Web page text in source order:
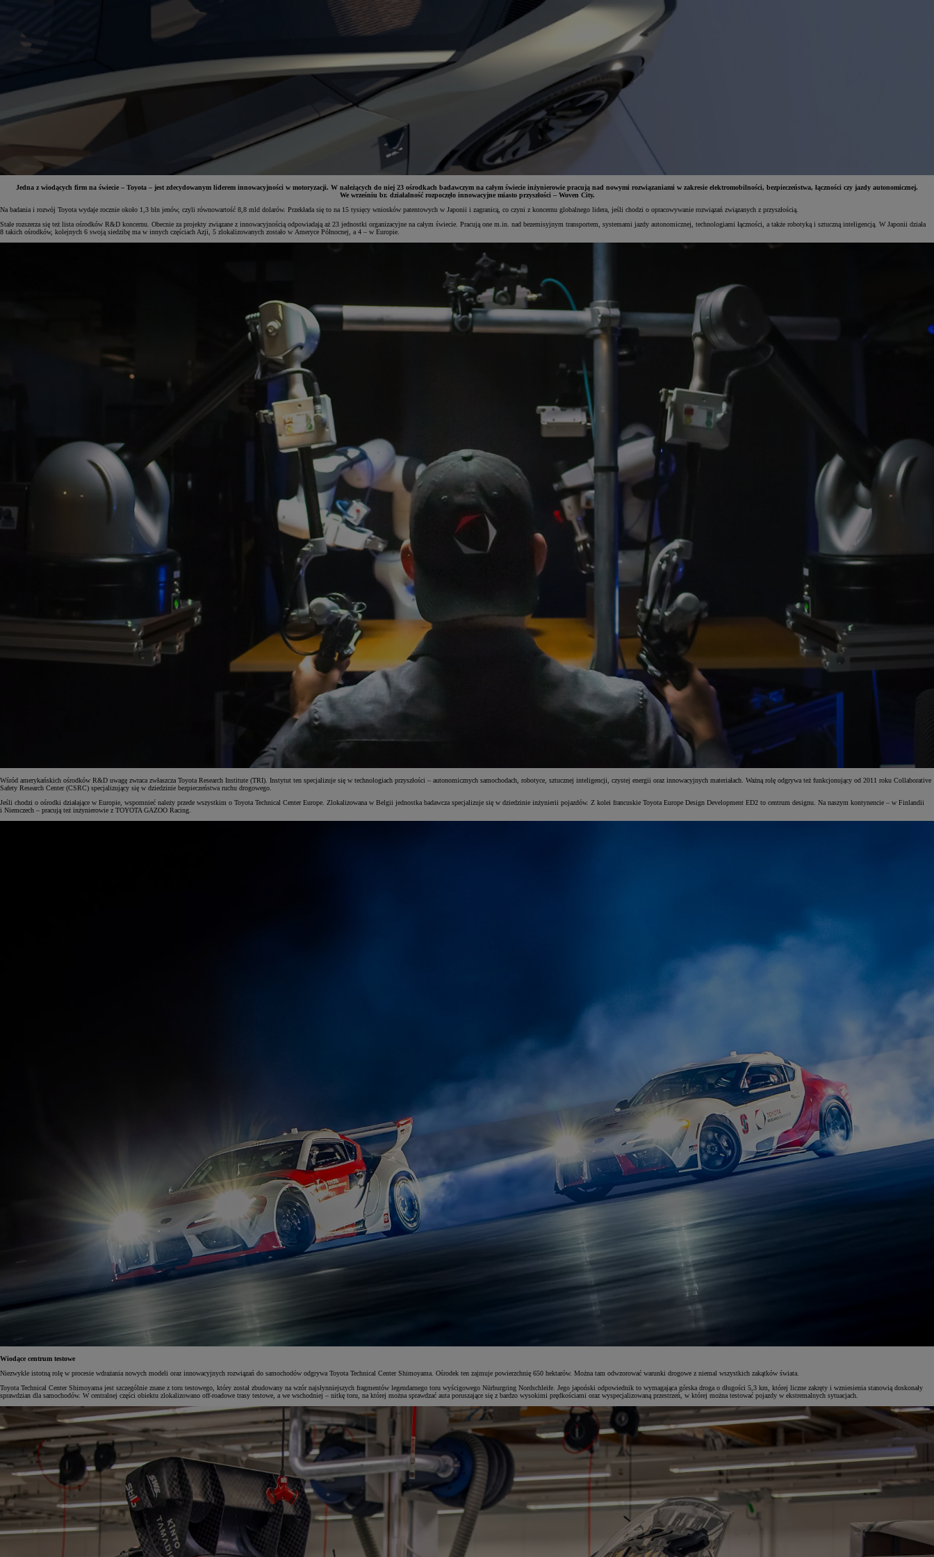
Yaris Cross
HYBRID
Od105 300 zł
Jedna z wiodących firm na świecie – Toyota – jest zdecydowanym liderem innowacyjności w motoryzacji. W należących do niej 23 ośrodkach badawczym na całym świecie inżynierowie pracują nad nowymi rozwiązaniami w zakresie elektromobilności, bezpieczeństwa, łączności czy jazdy autonomicznej.
We wrześniu br. działalność rozpoczęło innowacyjne miasto przyszłości – Woven City.
Na badania i rozwój Toyota wydaje rocznie około 1,3 bln jenów, czyli równowartość 8,8 mld dolarów. Przekłada się to na 15 tysięcy wniosków patentowych w Japonii i zagranicą, co czyni z koncernu globalnego lidera, jeśli chodzi o opracowywanie rozwiązań związanych z przyszłością.
Stale rozszerza się też lista ośrodków R&D koncernu. Obecnie za projekty związane z innowacyjnością odpowiadają aż 23 jednostki organizacyjne na całym świecie. Pracują one m.in. nad bezemisyjnym transportem, systemami jazdy autonomicznej, technologiami łączności, a także robotyką i sztuczną inteligencją. W Japonii działa
8 takich ośrodków, kolejnych 6 swoją siedzibę ma w innych częściach Azji, 5 zlokalizowanych zostało w Ameryce Północnej, a 4 – w Europie.
Wśród amerykańskich ośrodków R&D uwagę zwraca zwłaszcza Toyota Research Institute (TRI). Instytut ten specjalizuje się w technologiach przyszłości – autonomicznych samochodach, robotyce, sztucznej inteligencji, czystej energii oraz innowacyjnych materiałach. Ważną rolę odgrywa też funkcjonujący od 2011 roku Collaborative
Safety Research Center (CSRC) specjalizujący się w dziedzinie bezpieczeństwa ruchu drogowego.
Jeśli chodzi o ośrodki działające w Europie, wspomnieć należy przede wszystkim o Toyota Technical Center Europe. Zlokalizowana w Belgii jednostka badawcza specjalizuje się w dziedzinie inżynierii pojazdów. Z kolei francuskie Toyota Europe Design Development ED2 to centrum designu. Na naszym kontynencie – w Finlandii
i Niemczech – pracują też inżynierowie z TOYOTA GAZOO Racing.
Wiodące centrum testowe
Niezwykle istotną rolę w procesie wdrażania nowych modeli oraz innowacyjnych rozwiązań do samochodów odgrywa Toyota Technical Center Shimoyama. Ośrodek ten zajmuje powierzchnię 650 hektarów. Można tam odwzorować warunki drogowe z niemal wszystkich zakątków świata.
Toyota Technical Center Shimoyama jest szczególnie znane z toru testowego, który został zbudowany na wzór najsłynniejszych fragmentów legendarnego toru wyścigowego Nürburgring Nordschleife. Jego japoński odpowiednik to wymagająca górska droga o długości 5,3 km, której liczne zakręty i wzniesienia stanowią doskonały
sprawdzian dla samochodów. W centralnej części obiektu zlokalizowano off-roadowe trasy testowe, a we wschodniej – nitkę toru, na której można sprawdzać auta poruszające się z bardzo wysokimi prędkościami oraz wyspecjalizowaną przestrzeń, w której można testować pojazdy w ekstremalnych sytuacjach.